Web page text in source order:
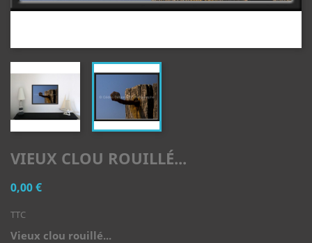
VIEUX CLOU ROUILLÉ...
0,00 €
TTC
Vieux clou rouillé...